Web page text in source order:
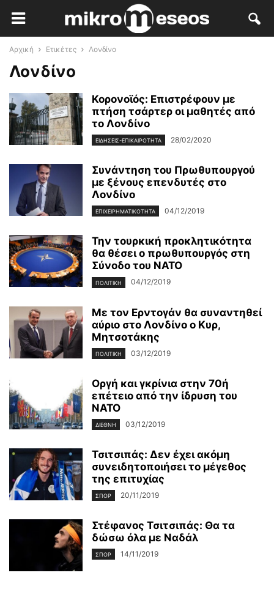
Αρχική Ετικέτες Λονδίνο
Λονδίνο
Κορονοϊός: Επιστρέφουν με
πτήση τσάρτερ οι μαθητές από
το Λονδίνο
ΕΙΔΉΣΕΙΣ-ΕΠΙΚΑΙΡΌΤΗΤΑ 28/02/2020
Συνάντηση του Πρωθυπουργού
με ξένους επενδυτές στο
Λονδίνο
ΕΠΙΧΕΙΡΗΜΑΤΙΚΌΤΗΤΑ 04/12/2019
Την τουρκική προκλητικότητα
θα θέσει ο πρωθυπουργός στη
Σύνοδο του ΝΑΤΟ
ΠΟΛΙΤΙΚΉ 04/12/2019
Με τον Ερντογάν θα συναντηθεί
αύριο στο Λονδίνο ο Κυρ,
Μητσοτάκης
ΠΟΛΙΤΙΚΉ 03/12/2019
Οργή και γκρίνια στην 70ή
επέτειο από την ίδρυση του
ΝΑΤΟ
ΔΙΕΘΝΉ 03/12/2019
Τσιτσιπάς: Δεν έχει ακόμη
συνειδητοποιήσει το μέγεθος
της επιτυχίας
ΣΠΟΡ 20/11/2019
Στέφανος Τσιτσιπάς: Θα τα
δώσω όλα με Ναδάλ
ΣΠΟΡ 14/11/2019